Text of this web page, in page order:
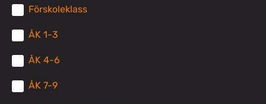
Förskoleklass
ÅK 1-3
ÅK 4-6
ÅK 7-9